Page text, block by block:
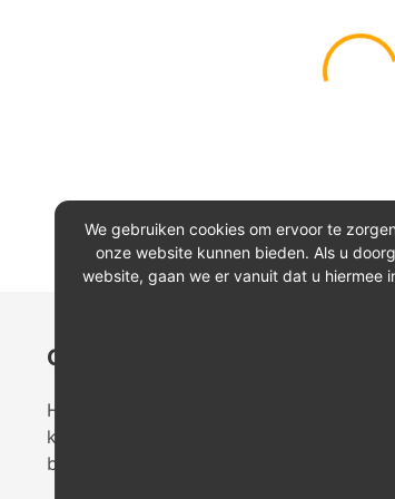
Contact
Heeft u vragen? Neem tijdens
kantooruren contact met ons op of
bekijk onze instructievideo's.
We gebruiken cookies om ervoor te
onze website kunnen bieden. Als u
website, gaan we er vanuit dat u hiermee